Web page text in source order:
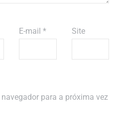
E-mail * Site
para a próxima vez